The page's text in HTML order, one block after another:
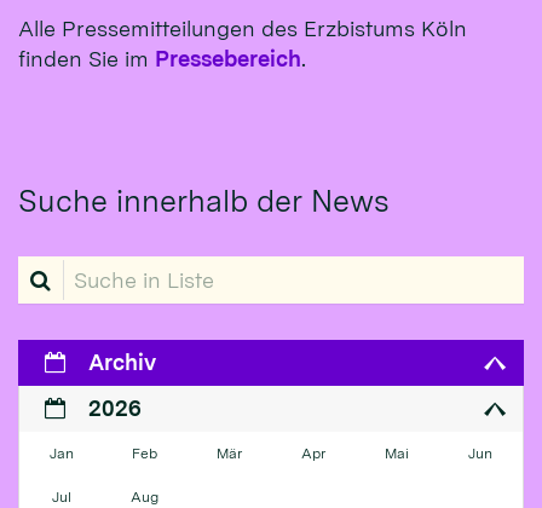
Alle Pressemitteilungen des Erzbistums Köln
finden Sie im Pressebereich.
Suche innerhalb der News
Suche in Liste
Archiv
2026
Jan Feb Mär Apr Mai Jun
Jul Aug